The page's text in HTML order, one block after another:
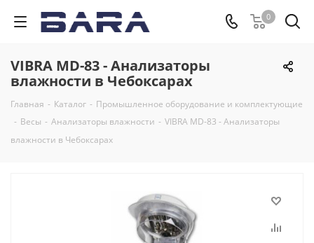
0
VIBRA MD-83 - Анализаторы
влажности в Чебоксарах
Главная - Каталог - Промышленное оборудование и комплектующие
- Весы - Анализаторы влажности - VIBRA MD-83 - Анализаторы
влажности в Чебоксарах